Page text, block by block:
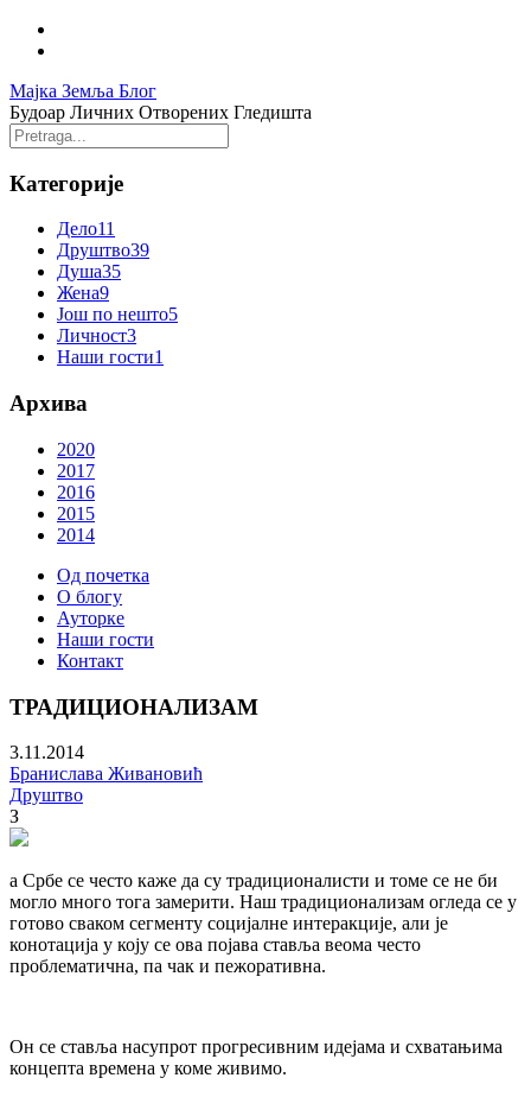
Мајка Земља Блог
Будоар Личних Отворених Гледишта
Категорије
Дело11
Друштво39
Душа35
Жена9
Још по нешто5
Личност3
Наши гости1
Архива
2020
2017
2016
2015
2014
Од почетка
О блогу
Ауторке
Наши гости
Контакт
ТРАДИЦИОНАЛИЗАM
3.11.2014
Бранислава Живановић
Друштво
З
а Србе се често каже да су традиционалисти и томе се не би
могло много тога замерити. Наш традиционализам огледа се у
готово сваком сегменту социјалне интеракције, али је
конотација у коју се ова појава ставља веома често
проблематична, па чак и пежоративна.
Он се ставља насупрот прогресивним идејама и схватањима
концепта времена у коме живимо.